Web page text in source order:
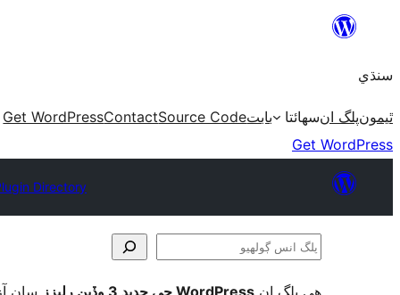
content
سنڌي
ٿيمونپلگ انسھائتا بابتSource Code
Contact
Get WordPress
Get WordPress
Directory
پلگ
ھي پلگ ان WordPress جي جديد 3 وڏين رليزز
سان